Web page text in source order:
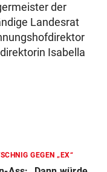
der
Landesrat
Isabella
GEGEN „EX“